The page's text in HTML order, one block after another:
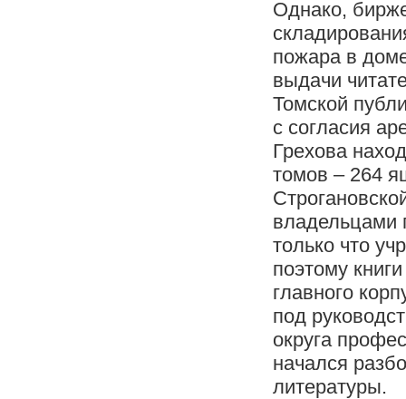
Однако,
пожара в
выдачи
Томской
с согласия
Грехова
томов – 264
владельцами
только что
поэтому
главного
под
округа
начался
литературы.